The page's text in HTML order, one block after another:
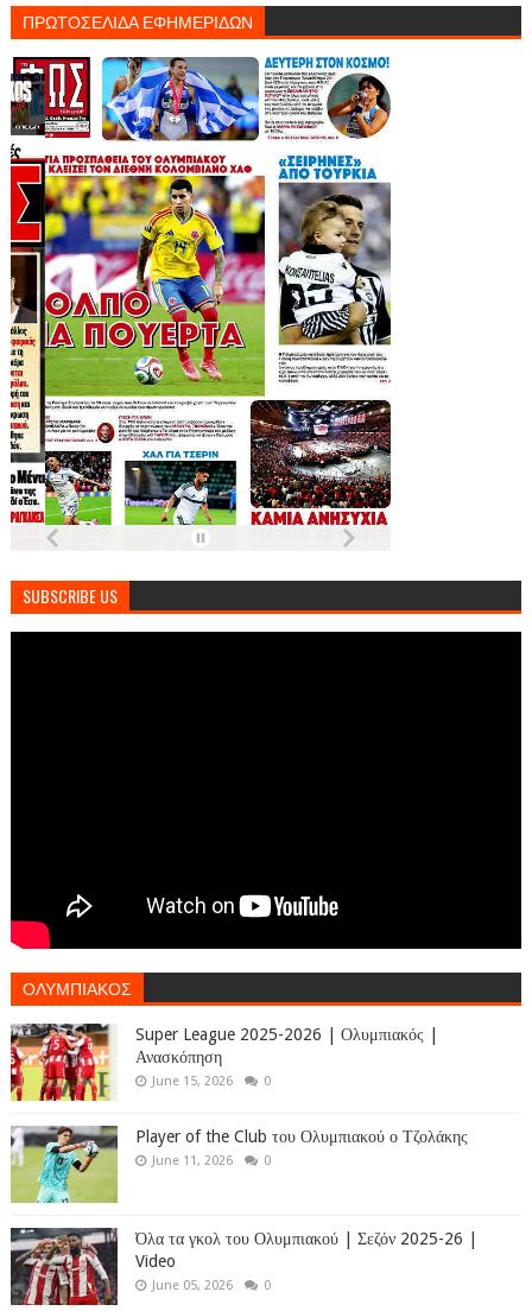
ΠΡΩΤΟΣΕΛΙΔΑ ΕΦΗΜΕΡΙΔΩΝ
SUBSCRIBE US
ΟΛΥΜΠΙΑΚΟΣ
Super League 2025-2026 | Ολυμπιακός |
Ανασκόπηση
June 15, 2026 0
Player of the Club του Ολυμπιακού ο Τζολάκης
June 11, 2026 0
Όλα τα γκολ του Ολυμπιακού | Σεζόν 2025-26 |
Video
June 05, 2026 0